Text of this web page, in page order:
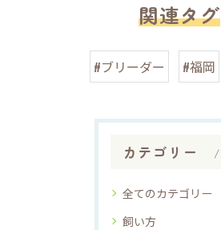
関連タグ
#ブリーダー #福岡
カテゴリー
全てのカテゴリー
飼い方